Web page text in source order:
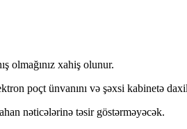
olmağınız xahiş olunur.
poçt ünvanını və şəxsi kabinetə
nəticələrinə təsir göstərməyəcək.